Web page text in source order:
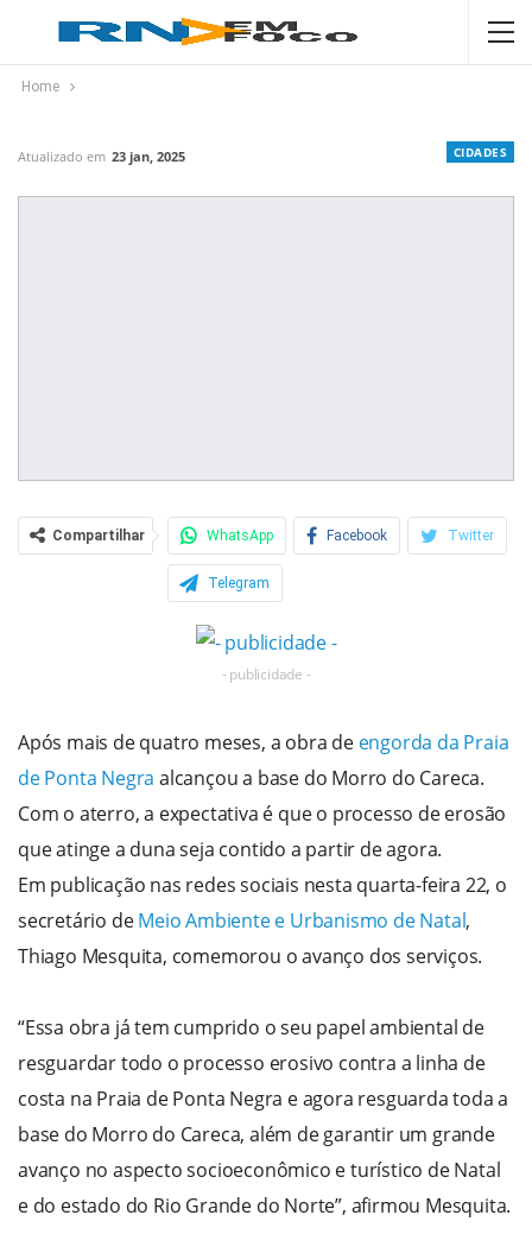
Home
CIDADES
Atualizado em 23 jan, 2025
Compartilhar WhatsApp Facebook Twitter
Telegram
- publicidade -
Após mais de quatro meses, a obra de engorda da Praia
de Ponta Negra alcançou a base do Morro do Careca.
Com o aterro, a expectativa é que o processo de erosão
que atinge a duna seja contido a partir de agora.
Em publicação nas redes sociais nesta quarta-feira 22, o
secretário deMeio Ambiente e Urbanismo de Natal,
Thiago Mesquita, comemorou o avanço dos serviços.
“Essa obra já tem cumprido o seu papel ambiental de
resguardar todo o processo erosivo contra a linha de
costa na Praia de Ponta Negra e agora resguarda toda a
base do Morro do Careca, além de garantir um grande
avanço no aspecto socioeconômico e turístico de Natal
e do estado do Rio Grande do Norte”, afirmou Mesquita.